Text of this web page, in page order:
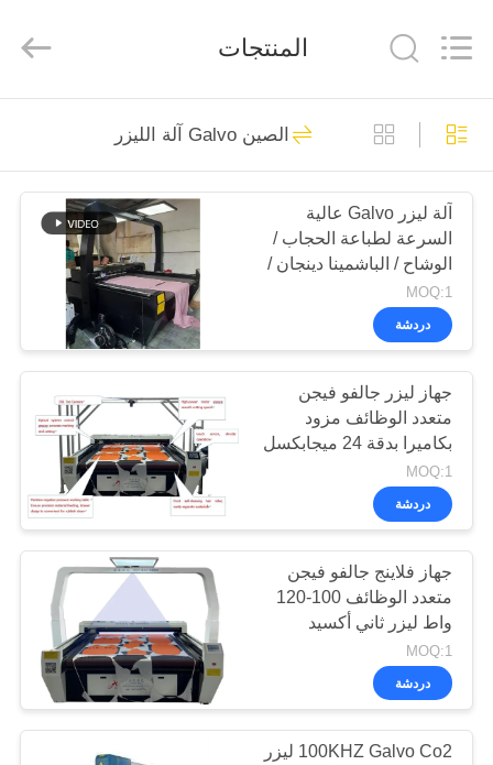
بيت
منتجات
معلومات
جولة
المصنع
ضبط
الجودة
اتصل
أخبار
Photoelectric
Co.,Ltd.
آلة الليزر CO2
Galvo آلة الليزر
25
آلة ليزر الألياف
21
المنتجات
الصين Galvo آلة الليزر
آلة ليزر Galvo عالية
السرعة لطباعة الحجاب /
الوشاح / الباشمينا دينجان /
الأوشحة اليدوية
MOQ:1
دردشة
جهاز ليزر جالفو فيجن
متعدد الوظائف مزود
بكاميرا بدقة 24 ميجابكسل
MOQ:1
دردشة
جهاز فلاينج جالفو فيجن
متعدد الوظائف 100-120
واط ليزر ثاني أكسيد
الكربون
MOQ:1
دردشة
100KHZ Galvo Co2 ليزر